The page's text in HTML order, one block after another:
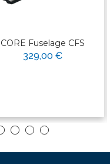
CORE Fuselage CFS
329,00 €